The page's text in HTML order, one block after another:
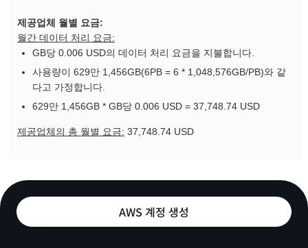
제공업체 월별 요금:
월간 데이터 처리 요금:
GB당 0.006 USD의 데이터 처리 요금을 지불합니다.
사용량이 629만 1,456GB(6PB = 6 * 1,048,576GB/PB)와 같
다고 가정합니다.
629만 1,456GB * GB당 0.006 USD = 37,748.74 USD
제공업체의 총 월별 요금: 37,748.74 USD
AWS 계정 생성